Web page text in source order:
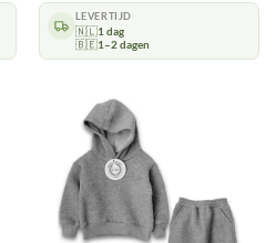
LEVERTIJD
🇳🇱1 dag
🇧🇪1–2 dagen